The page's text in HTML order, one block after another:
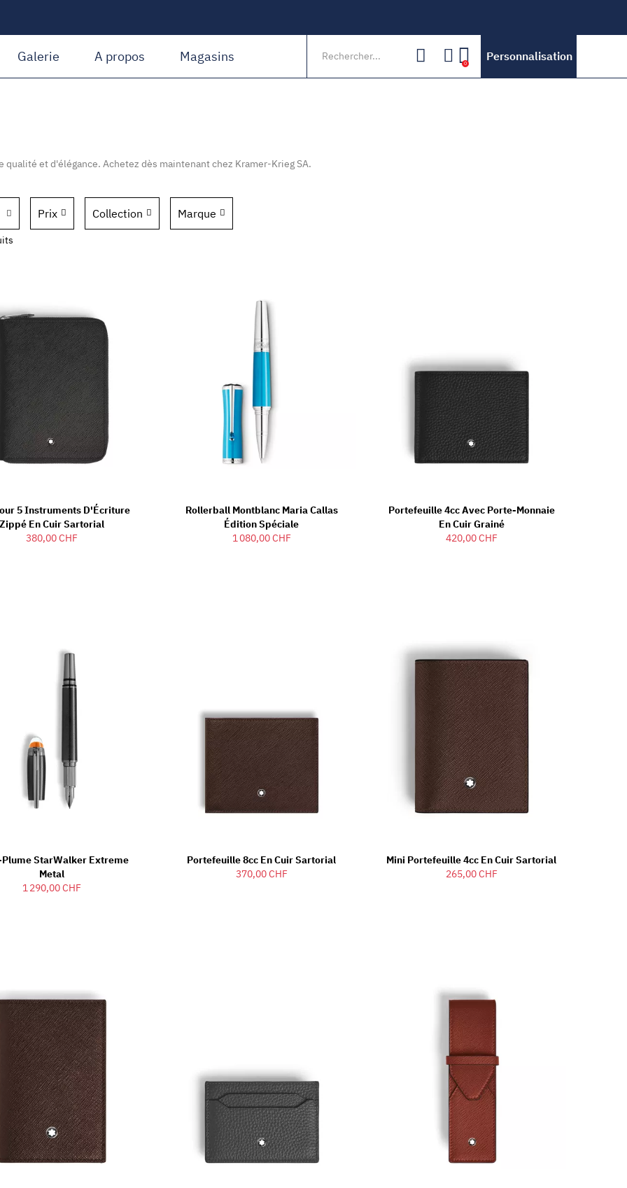
Galerie A propos Magasins 0
Personnalisation
et d'élégance. Achetez dès maintenant chez Kramer-Krieg SA.
Prix Collection Marque
5 Instruments D'Écriture
En Cuir Sartorial
380,00 CHF
Rollerball Montblanc Maria Callas
Édition Spéciale
1 080,00 CHF
Portefeuille 4cc Avec Porte-Monnaie
En Cuir Grainé
420,00 CHF
StarWalker Extreme
Metal
1 290,00 CHF
Portefeuille 8cc En Cuir Sartorial
370,00 CHF
Mini Portefeuille 4cc En Cuir Sartorial
265,00 CHF